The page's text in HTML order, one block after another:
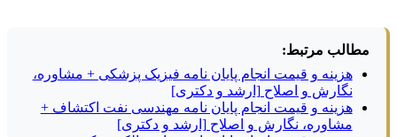
مطالب مرتبط:
هزینه و قیمت انجام پایان نامه فیزیک پزشکی + مشاوره،
نگارش و اصلاح [ارشد و دکتری]
هزینه و قیمت انجام پایان نامه مهندسی نفت اکتشاف +
مشاوره، نگارش و اصلاح [ارشد و دکتری]